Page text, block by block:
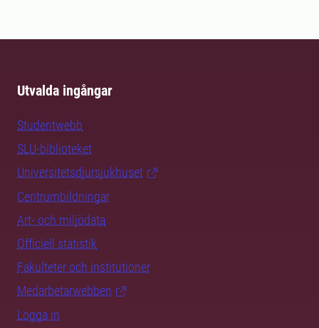
Utvalda ingångar
Studentwebb
SLU-biblioteket
Universitetsdjursjukhuset
Centrumbildningar
Art- och miljödata
Officiell statistik
Fakulteter och institutioner
Medarbetarwebben
Logga in